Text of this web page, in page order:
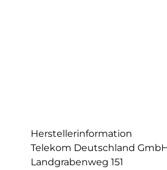
Herstellerinformation
Telekom Deutschland
Landgrabenweg 151